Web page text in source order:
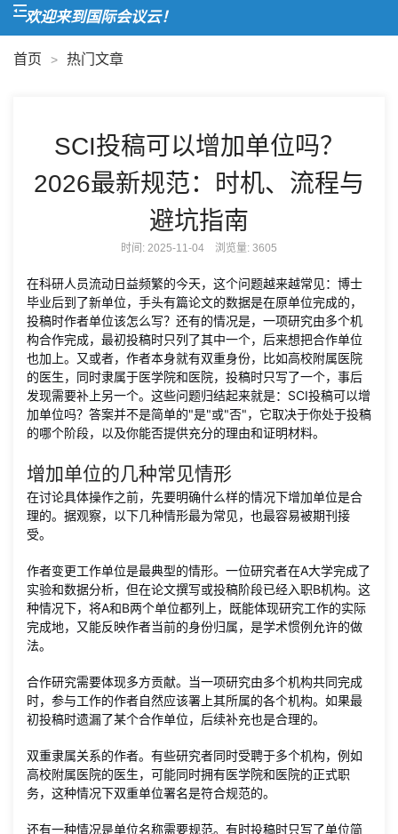
欢迎来到国际会议云！
首页 > 热门文章
SCI投稿可以增加单位吗？
2026最新规范：时机、流程与
避坑指南
时间: 2025-11-04 浏览量: 3605
在科研人员流动日益频繁的今天，这个问题越来越常见：博士
毕业后到了新单位，手头有篇论文的数据是在原单位完成的，
投稿时作者单位该怎么写？还有的情况是，一项研究由多个机
构合作完成，最初投稿时只列了其中一个，后来想把合作单位
也加上。又或者，作者本身就有双重身份，比如高校附属医院
的医生，同时隶属于医学院和医院，投稿时只写了一个，事后
发现需要补上另一个。这些问题归结起来就是：SCI投稿可以增
加单位吗？答案并不是简单的"是"或"否"，它取决于你处于投稿
的哪个阶段，以及你能否提供充分的理由和证明材料。
增加单位的几种常见情形
在讨论具体操作之前，先要明确什么样的情况下增加单位是合
理的。据观察，以下几种情形最为常见，也最容易被期刊接
受。
作者变更工作单位是最典型的情形。一位研究者在A大学完成了
实验和数据分析，但在论文撰写或投稿阶段已经入职B机构。这
种情况下，将A和B两个单位都列上，既能体现研究工作的实际
完成地，又能反映作者当前的身份归属，是学术惯例允许的做
法。
合作研究需要体现多方贡献。当一项研究由多个机构共同完成
时，参与工作的作者自然应该署上其所属的各个机构。如果最
初投稿时遗漏了某个合作单位，后续补充也是合理的。
双重隶属关系的作者。有些研究者同时受聘于多个机构，例如
高校附属医院的医生，可能同时拥有医学院和医院的正式职
务，这种情况下双重单位署名是符合规范的。
还有一种情况是单位名称需要规范。有时投稿时只写了单位简